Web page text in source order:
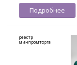
Подробнее
реестр
минпромторга